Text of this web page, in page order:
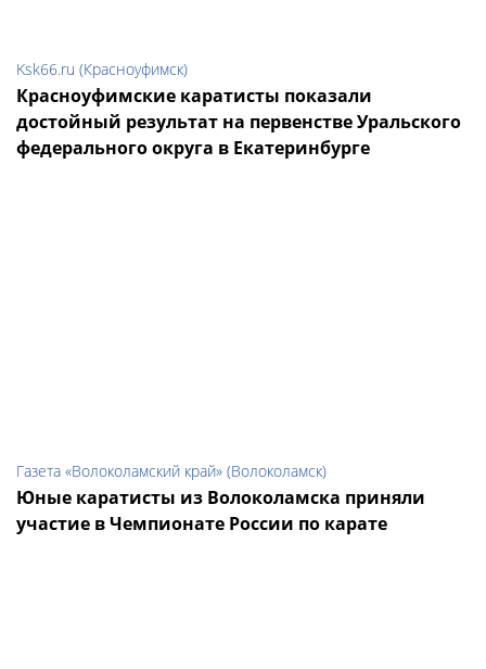
Ksk66.ru (Красноуфимск)
Красноуфимские каратисты показали
достойный результат на первенстве Уральского
федерального округа в Екатеринбурге
Газета «Волоколамский край» (Волоколамск)
Юные каратисты из Волоколамска приняли
участие в Чемпионате России по карате